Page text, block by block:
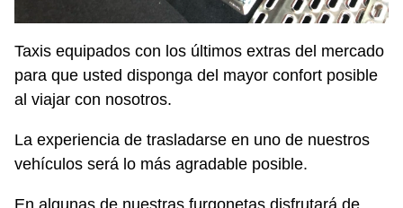
Taxis equipados con los últimos extras del mercado
para que usted disponga del mayor confort posible
al viajar con nosotros.
La experiencia de trasladarse en uno de nuestros
vehículos será lo más agradable posible.
En algunas de nuestras furgonetas disfrutará de